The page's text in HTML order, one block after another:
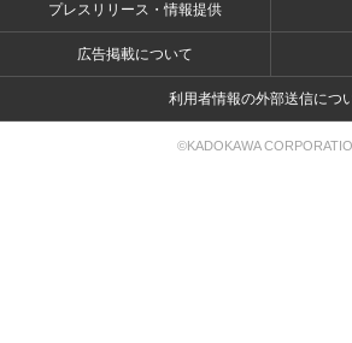
プレスリリース・情報提供
広告掲載について
利用者情報の外部送信につ
©KADOKAWA